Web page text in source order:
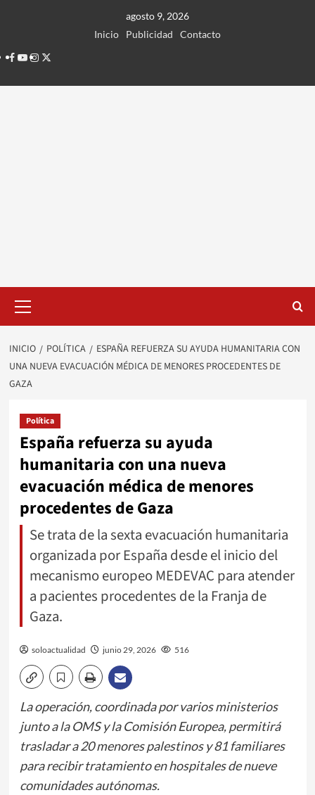
agosto 9, 2026
Inicio
Publicidad
Contacto
Facebook
Youtube
Instagram
Twitter
principal
INICIO POLÍTICA
ESPAÑA REFUERZA SU AYUDA HUMANITARIA CON
UNA NUEVA EVACUACIÓN MÉDICA DE MENORES PROCEDENTES DE
GAZA
Política
España refuerza su ayuda
humanitaria con una nueva
evacuación médica de menores
procedentes de Gaza
Se trata de la sexta evacuación humanitaria
organizada por España desde el inicio del
mecanismo europeo MEDEVAC para atender
a pacientes procedentes de la Franja de
Gaza.
soloactualidad junio 29, 2026 516
La operación, coordinada por varios ministerios
junto a la OMS y la Comisión Europea, permitirá
trasladar a 20 menores palestinos y 81 familiares
para recibir tratamiento en hospitales de nueve
comunidades autónomas.